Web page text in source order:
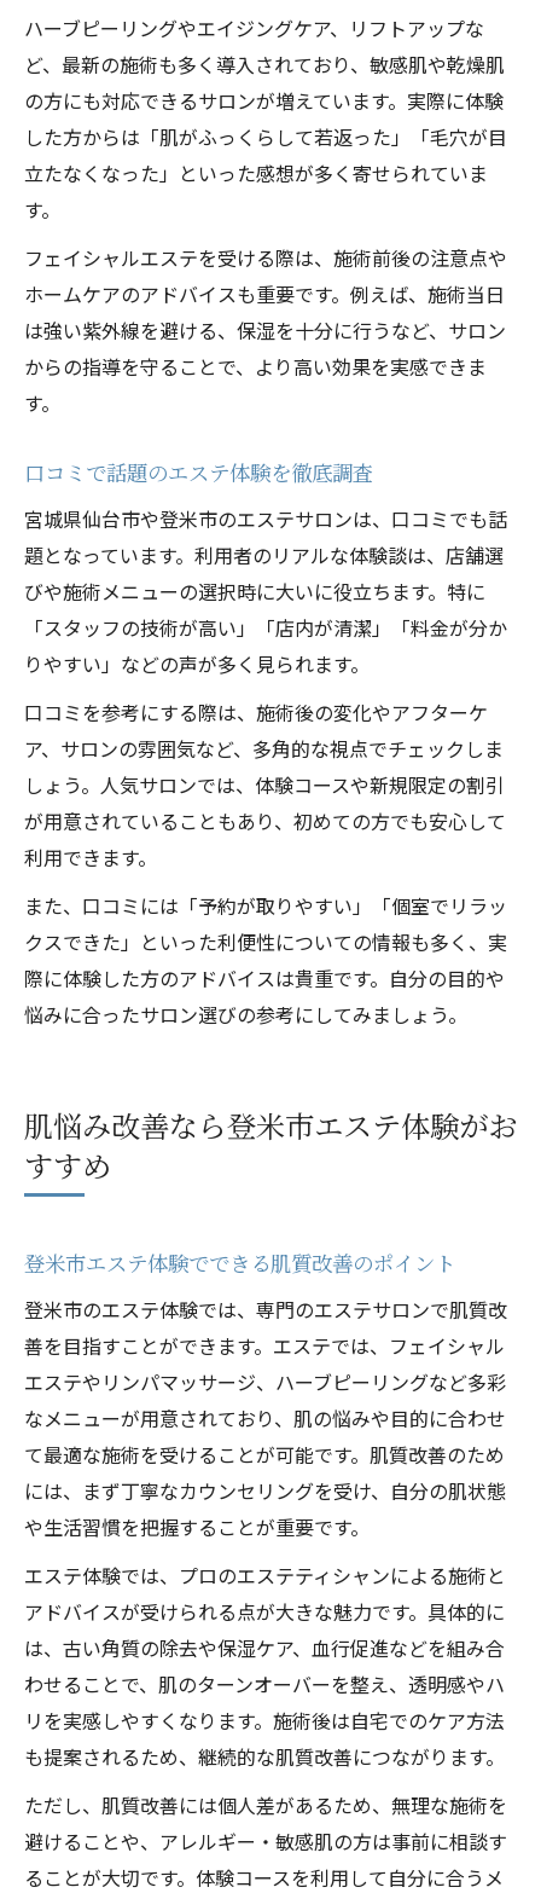
ハーブピーリングやエイジングケア、リフトアップな
ど、最新の施術も多く導入されており、敏感肌や乾燥肌
の方にも対応できるサロンが増えています。実際に体験
した方からは「肌がふっくらして若返った」「毛穴が目
立たなくなった」といった感想が多く寄せられていま
す。
フェイシャルエステを受ける際は、施術前後の注意点や
ホームケアのアドバイスも重要です。例えば、施術当日
は強い紫外線を避ける、保湿を十分に行うなど、サロン
からの指導を守ることで、より高い効果を実感できま
す。
口コミで話題のエステ体験を徹底調査
宮城県仙台市や登米市のエステサロンは、口コミでも話
題となっています。利用者のリアルな体験談は、店舗選
びや施術メニューの選択時に大いに役立ちます。特に
「スタッフの技術が高い」「店内が清潔」「料金が分か
りやすい」などの声が多く見られます。
口コミを参考にする際は、施術後の変化やアフターケ
ア、サロンの雰囲気など、多角的な視点でチェックしま
しょう。人気サロンでは、体験コースや新規限定の割引
が用意されていることもあり、初めての方でも安心して
利用できます。
また、口コミには「予約が取りやすい」「個室でリラッ
クスできた」といった利便性についての情報も多く、実
際に体験した方のアドバイスは貴重です。自分の目的や
悩みに合ったサロン選びの参考にしてみましょう。
肌悩み改善なら登米市エステ体験がお
すすめ
登米市エステ体験でできる肌質改善のポイント
登米市のエステ体験では、専門のエステサロンで肌質改
善を目指すことができます。エステでは、フェイシャル
エステやリンパマッサージ、ハーブピーリングなど多彩
なメニューが用意されており、肌の悩みや目的に合わせ
て最適な施術を受けることが可能です。肌質改善のため
には、まず丁寧なカウンセリングを受け、自分の肌状態
や生活習慣を把握することが重要です。
エステ体験では、プロのエステティシャンによる施術と
アドバイスが受けられる点が大きな魅力です。具体的に
は、古い角質の除去や保湿ケア、血行促進などを組み合
わせることで、肌のターンオーバーを整え、透明感やハ
リを実感しやすくなります。施術後は自宅でのケア方法
も提案されるため、継続的な肌質改善につながります。
ただし、肌質改善には個人差があるため、無理な施術を
避けることや、アレルギー・敏感肌の方は事前に相談す
ることが大切です。体験コースを利用して自分に合うメ